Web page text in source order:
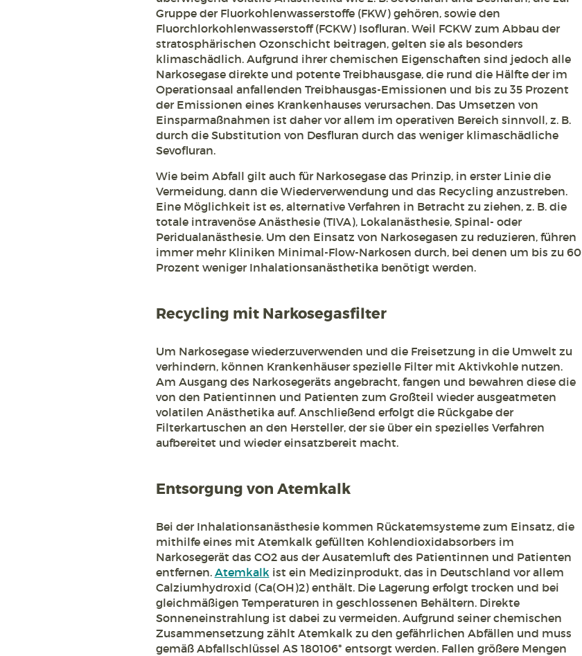
Gruppe der Fluorkohlenwasserstoffe (FKW) gehören, sowie den
Fluorchlorkohlenwasserstoff (FCKW) Isofluran. Weil FCKW zum Abbau der
stratosphärischen Ozonschicht beitragen, gelten sie als besonders
klimaschädlich. Aufgrund ihrer chemischen Eigenschaften sind jedoch alle
Narkosegase direkte und potente Treibhausgase, die rund die Hälfte der im
Operationsaal anfallenden Treibhausgas-Emissionen und bis zu 35 Prozent
der Emissionen eines Krankenhauses verursachen. Das Umsetzen von
Einsparmaßnahmen ist daher vor allem im operativen Bereich sinnvoll, z. B.
durch die Substitution von Desfluran durch das weniger klimaschädliche
Sevofluran.
Wie beim Abfall gilt auch für Narkosegase das Prinzip, in erster Linie die
Vermeidung, dann die Wiederverwendung und das Recycling anzustreben.
Eine Möglichkeit ist es, alternative Verfahren in Betracht zu ziehen, z. B. die
totale intravenöse Anästhesie (TIVA), Lokalanästhesie, Spinal- oder
Peridualanästhesie. Um den Einsatz von Narkosegasen zu reduzieren, führen
immer mehr Kliniken Minimal-Flow-Narkosen durch, bei denen um bis zu 60
Prozent weniger Inhalationsanästhetika benötigt werden.
Recycling mit Narkosegasfilter
Um Narkosegase wiederzuverwenden und die Freisetzung in die Umwelt zu
verhindern, können Krankenhäuser spezielle Filter mit Aktivkohle nutzen.
Am Ausgang des Narkosegeräts angebracht, fangen und bewahren diese die
von den Patientinnen und Patienten zum Großteil wieder ausgeatmeten
volatilen Anästhetika auf. Anschließend erfolgt die Rückgabe der
Filterkartuschen an den Hersteller, der sie über ein spezielles Verfahren
aufbereitet und wieder einsatzbereit macht.
Entsorgung von Atemkalk
Bei der Inhalationsanästhesie kommen Rückatemsysteme zum Einsatz, die
mithilfe eines mit Atemkalk gefüllten Kohlendioxidabsorbers im
Narkosegerät das CO2 aus der Ausatemluft des Patientinnen und Patienten
entfernen. Atemkalkist ein Medizinprodukt, das in Deutschland vor allem
Calziumhydroxid (Ca(OH)2) enthält. Die Lagerung erfolgt trocken und bei
gleichmäßigen Temperaturen in geschlossenen Behältern. Direkte
Sonneneinstrahlung ist dabei zu vermeiden. Aufgrund seiner chemischen
Zusammensetzung zählt Atemkalk zu den gefährlichen Abfällen und muss
gemäß Abfallschlüssel AS 180106* entsorgt werden. Fallen größere Mengen